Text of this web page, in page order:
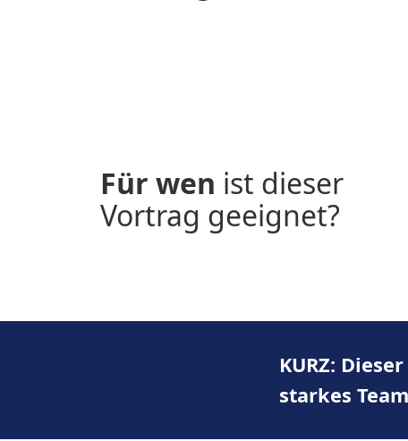
vermittelt nicht nur Inspiration,
sondern ganz konkrete Werkzeuge:
Für wen ist dieser
Vortrag geeignet?
KURZ:
starkes